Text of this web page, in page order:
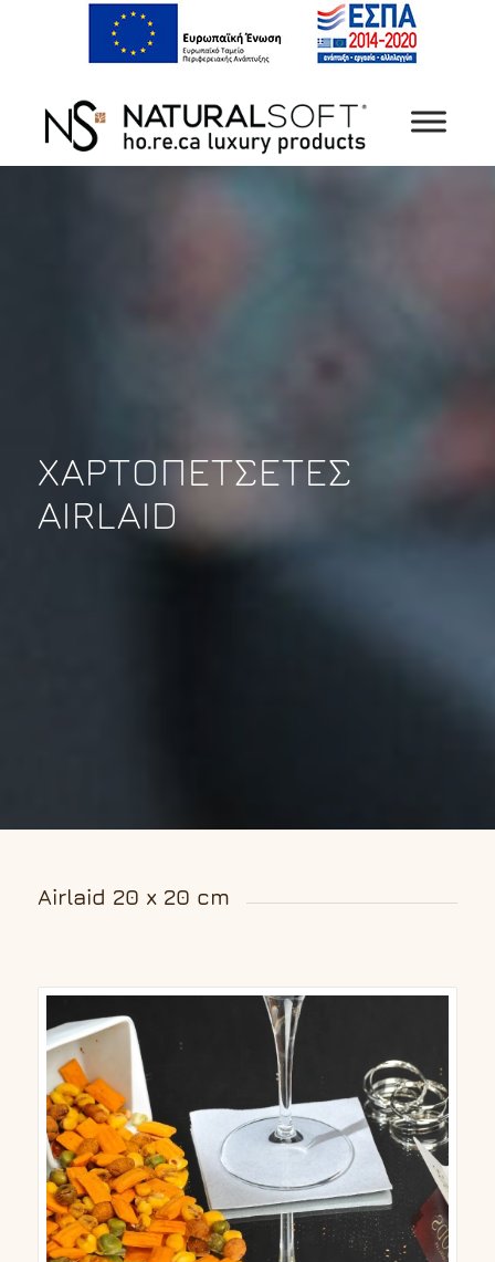
ΧΑΡΤΟΠΕΤΣΈΤΕΣ
AIRLAID
Airlaid 20 x 20 cm